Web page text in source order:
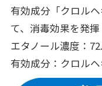
有効成分「クロル
て、消毒効果を発揮
エタノール濃度：
有効成分：クロル